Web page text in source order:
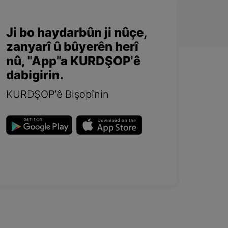
Ji bo haydarbûn ji nûçe,
zanyarî û bûyerên herî
nû, "App"a KURDŞOP'ê
dabigirin.
KURDŞOP'ê Bişopînin